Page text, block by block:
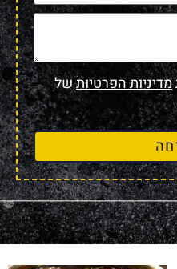
מדיניות הפרטיותשל